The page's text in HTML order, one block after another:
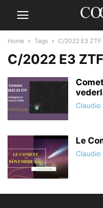
Home Tags C/2022 E3 ZTF
C/2022 E3 ZTF
Claudio
Le
Claudio